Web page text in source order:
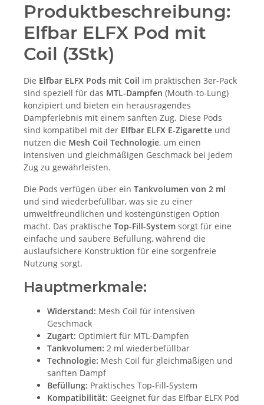
Produktbeschreibung:
Elfbar ELFX Pod mit
Coil (3Stk)
Die Elfbar ELFX Pods mit Coil im praktischen 3er-Pack
sind speziell für das MTL-Dampfen (Mouth-to-Lung)
konzipiert und bieten ein herausragendes
Dampferlebnis mit einem sanften Zug. Diese Pods
sind kompatibel mit der Elfbar ELFX E-Zigarette und
nutzen die Mesh Coil Technologie, um einen
intensiven und gleichmäßigen Geschmack bei jedem
Zug zu gewährleisten.
Die Pods verfügen über ein Tankvolumen von 2 ml
und sind wiederbefüllbar, was sie zu einer
umweltfreundlichen und kostengünstigen Option
macht. Das praktische Top-Fill-System sorgt für eine
einfache und saubere Befüllung, während die
auslaufsichere Konstruktion für eine sorgenfreie
Nutzung sorgt.
Hauptmerkmale:
Widerstand: Mesh Coil für intensiven
Geschmack
Zugart: Optimiert für MTL-Dampfen
Tankvolumen: 2 ml wiederbefüllbar
Technologie: Mesh Coil für gleichmäßigen und
sanften Dampf
Befüllung: Praktisches Top-Fill-System
Kompatibilität: Geeignet für das Elfbar ELFX Pod